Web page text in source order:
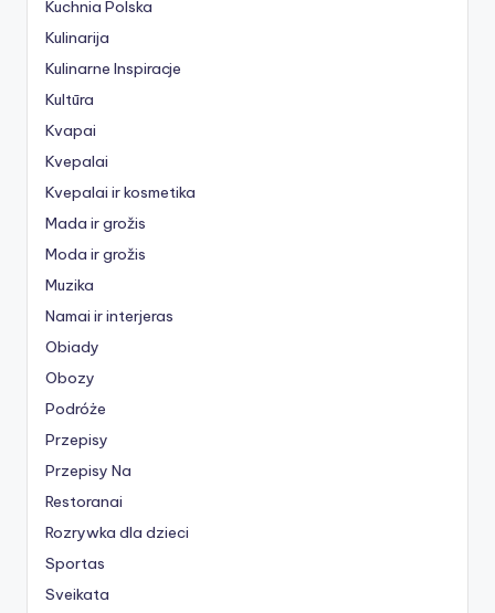
Kuchnia Polska
Kulinarija
Kulinarne Inspiracje
Kultūra
Kvapai
Kvepalai
Kvepalai ir kosmetika
Mada ir grožis
Moda ir grožis
Muzika
Namai ir interjeras
Obiady
Obozy
Podróże
Przepisy
Przepisy Na
Restoranai
Rozrywka dla dzieci
Sportas
Sveikata